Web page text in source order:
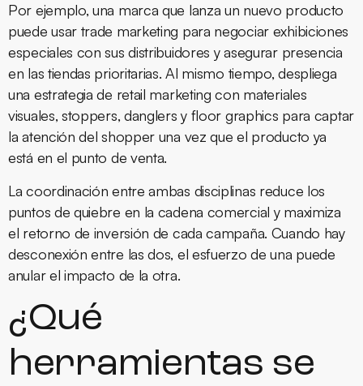
Por ejemplo, una marca que lanza un nuevo producto
puede usar trade marketing para negociar exhibiciones
especiales con sus distribuidores y asegurar presencia
en las tiendas prioritarias. Al mismo tiempo, despliega
una estrategia de retail marketing con materiales
visuales, stoppers, danglers y floor graphics para captar
la atención del shopper una vez que el producto ya
está en el punto de venta.
La coordinación entre ambas disciplinas reduce los
puntos de quiebre en la cadena comercial y maximiza
el retorno de inversión de cada campaña. Cuando hay
desconexión entre las dos, el esfuerzo de una puede
anular el impacto de la otra.
¿Qué
herramientas se